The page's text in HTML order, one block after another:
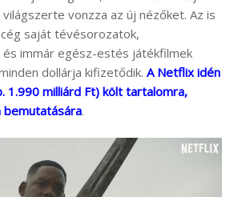
vonzza az új nézőket. Az is
saját tévésorozatok,
immár egész-estés játékfilmek
dollárja kifizetődik. A Netflix idén
1.990 milliárd Ft) költ tartalomra,
bemutatására.